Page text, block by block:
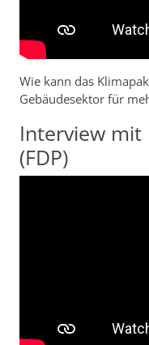
Wie kann das
Gebäudesektor für
Interview mit
(FDP)